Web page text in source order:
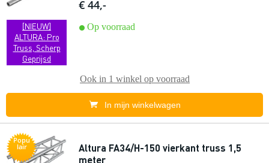
[NIEUW]
ALTURA: Pro
Truss, Scherp
Geprijsd
€ 44,-
Op voorraad
Ook in 1 winkel op voorraad
In mijn winkelwagen
Popu
lair
Altura FA34/H-150 vierkant truss 1,5
meter